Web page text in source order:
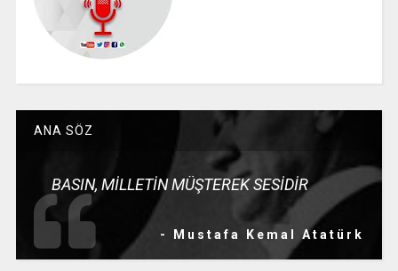
ANA SÖZ
BASIN, MİLLETİN MÜŞTEREK SESİDİR
- Mustafa Kemal Atatürk